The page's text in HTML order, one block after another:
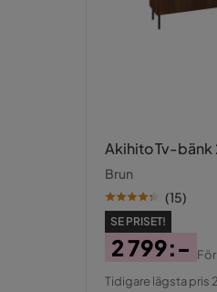
Akihito Tv-
Brun
(15)
SE PRISET!
Pris
2 799:-
Original
Tidigare lägsta pris